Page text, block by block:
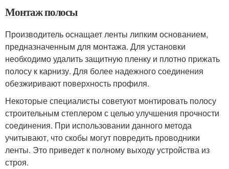
Монтаж полосы
Производитель оснащает ленты липким основанием,
предназначенным для монтажа. Для установки
необходимо удалить защитную пленку и плотно прижать
полосу к карнизу. Для более надежного соединения
обезжиривают поверхность профиля.
Некоторые специалисты советуют монтировать полосу
строительным степлером с целью улучшения прочности
соединения. При использовании данного метода
учитывают, что скобы могут повредить проводники
ленты. Это приведет к полному выходу устройства из
строя.